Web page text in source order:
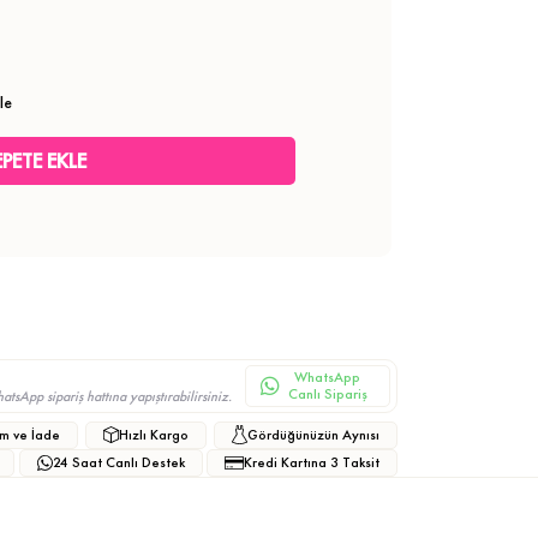
sipariş hattına yapıştırabilirsiniz.
WhatsApp
Canlı Sipariş
ve İade Hızlı Kargo
Gördüğünüzün Aynısı
24 Saat Canlı Destek
Kredi Kartına 3 Taksit